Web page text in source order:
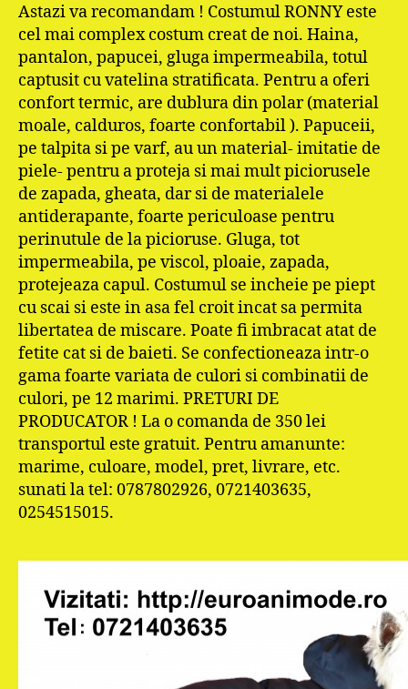
Astazi va recomandam ! Costumul RONNY este
cel mai complex costum creat de noi. Haina,
pantalon, papucei, gluga impermeabila, totul
captusit cu vatelina stratificata. Pentru a oferi
confort termic, are dublura din polar (material
moale, calduros, foarte confortabil ). Papuceii,
pe talpita si pe varf, au un material- imitatie de
piele- pentru a proteja si mai mult piciorusele
de zapada, gheata, dar si de materialele
antiderapante, foarte periculoase pentru
perinutule de la picioruse. Gluga, tot
impermeabila, pe viscol, ploaie, zapada,
protejeaza capul. Costumul se incheie pe piept
cu scai si este in asa fel croit incat sa permita
libertatea de miscare. Poate fi imbracat atat de
fetite cat si de baieti. Se confectioneaza intr-o
gama foarte variata de culori si combinatii de
culori, pe 12 marimi. PRETURI DE
PRODUCATOR ! La o comanda de 350 lei
transportul este gratuit. Pentru amanunte:
marime, culoare, model, pret, livrare, etc.
sunati la tel: 0787802926, 0721403635,
0254515015.